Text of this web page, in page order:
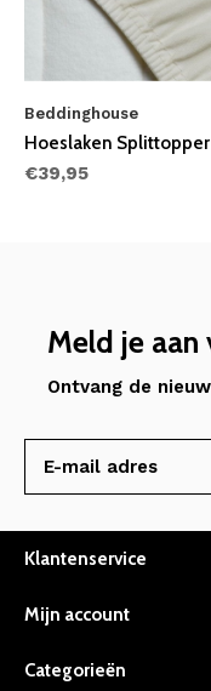
Beddinghouse
Hoeslaken
€39,95
Meld je aan
Ontvang de
Klantenservice
Mijn account
Categorieën